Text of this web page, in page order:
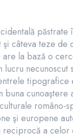
câteva teze
la bază o
lucru
şi europene
a celor